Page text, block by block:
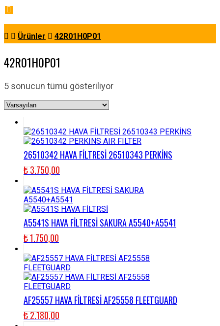
Ürünler 42R01H0P01
42R01H0P01
5 sonucun tümü gösteriliyor
26510342 HAVA FİLTRESİ 26510343 PERKİNS
₺3.750,00
A5541S HAVA FİLTRESİ SAKURA A5540+A5541
₺1.750,00
AF25557 HAVA FİLTRESİ AF25558 FLEETGUARD
₺2.180,00